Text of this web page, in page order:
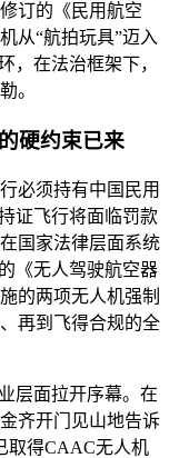
订的《民用航空
从“航拍玩具”迈入
，在法治框架下，
。
硬约束已来
必须持有中国民用
证飞行将面临罚款
国家法律层面系统
《无人驾驶航空器
的两项无人机强制
再到飞得合规的全
层面拉开序幕。在
齐开门见山地告诉
取得CAAC无人机